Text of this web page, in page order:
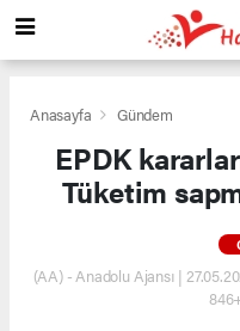
Anasayfa Gündem
EPDK
Tüketim
(AA) - Anadolu Ajansı |